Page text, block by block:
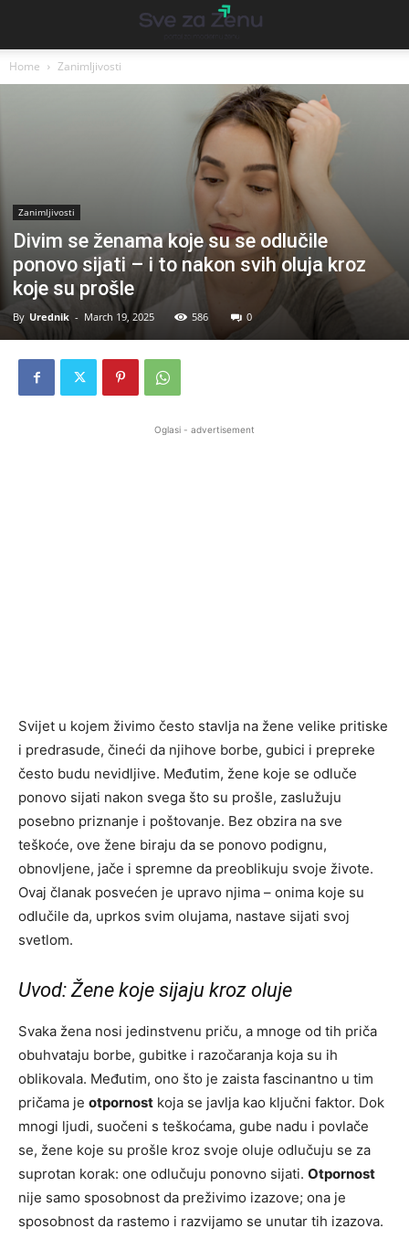
Home Zanimljivosti
Zanimljivosti
Divim se ženama koje su se odlučile
ponovo sijati – i to nakon svih oluja kroz
koje su prošle
By Urednik - March 19, 2025 586 0
Oglasi - advertisement
Svijet u kojem živimo često stavlja na žene velike pritiske
i predrasude, čineći da njihove borbe, gubici i prepreke
često budu nevidljive. Međutim, žene koje se odluče
ponovo sijati nakon svega što su prošle, zaslužuju
posebno priznanje i poštovanje. Bez obzira na sve
teškoće, ove žene biraju da se ponovo podignu,
obnovljene, jače i spremne da preoblikuju svoje živote.
Ovaj članak posvećen je upravo njima – onima koje su
odlučile da, uprkos svim olujama, nastave sijati svoj
svetlom.
Uvod: Žene koje sijaju kroz oluje
Svaka žena nosi jedinstvenu priču, a mnoge od tih priča
obuhvataju borbe, gubitke i razočaranja koja su ih
oblikovala. Međutim, ono što je zaista fascinantno u tim
pričama je otpornost koja se javlja kao ključni faktor. Dok
mnogi ljudi, suočeni s teškoćama, gube nadu i povlače
se, žene koje su prošle kroz svoje oluje odlučuju se za
suprotan korak: one odlučuju ponovno sijati. Otpornost
nije samo sposobnost da preživimo izazove; ona je
sposobnost da rastemo i razvijamo se unutar tih izazova.